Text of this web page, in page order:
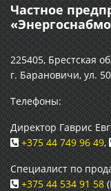
Частное
225405, Брестская
г. Барановичи, ул.
Телефоны:
Директор Гаврис
+375 44 749 96 49,
Специалист по
+375 44 534 91 58